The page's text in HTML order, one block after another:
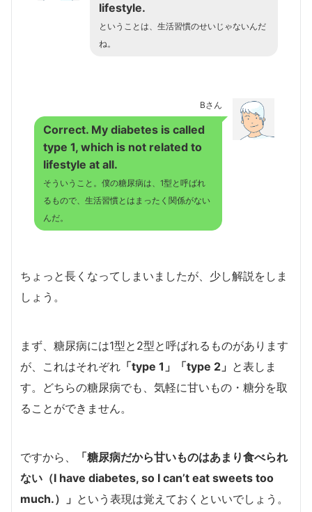
lifestyle.
ということは、生活習慣のせいじゃないんだ
ね。
Bさん
Correct. My diabetes is called
type 1, which is not related to
lifestyle at all.
そういうこと。僕の糖尿病は、1型と呼ばれ
るもので、生活習慣とはまったく関係がない
んだ。
ちょっと長くなってしまいましたが、少し解説をしま
しょう。
まず、糖尿病には1型と2型と呼ばれるものがあります
が、これはそれぞれ 「type 1」「type 2」 と表しま
す。どちらの糖尿病でも、気軽に甘いもの・糖分を取
ることができません。
ですから、
「糖尿病だから甘いものはあまり食べられ
ない（I have diabetes, so I can’t eat sweets too
much.）」 という表現は覚えておくといいでしょう。